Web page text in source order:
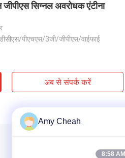
सिग्नल अवरोधक एंटीना
पीएचएस/3जी/जीपीएस/वाईफाई
अब से संपर्क करें
Amy Cheah
8:58 AM